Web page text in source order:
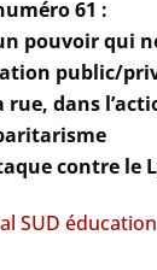
61 :
pouvoir qui
public/
rue, dans
contre le
SUD